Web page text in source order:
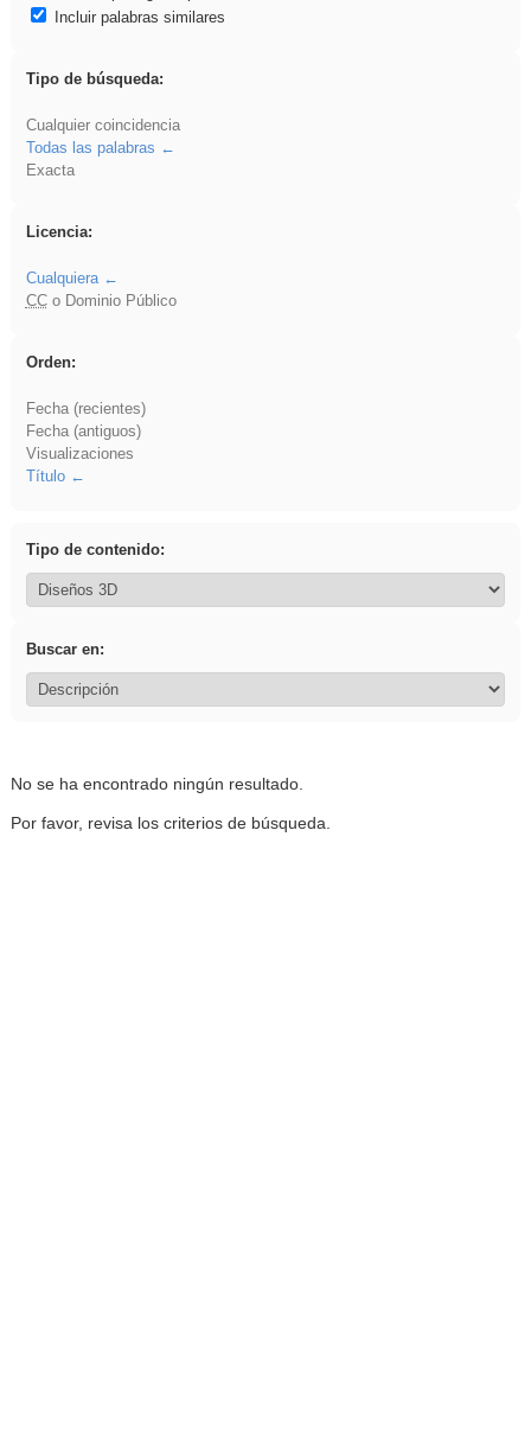
Incluir palabras similares
Tipo de búsqueda:
Cualquier coincidencia
Todas las palabras
Exacta
Licencia:
Cualquiera
CCo Dominio Público
Orden:
Fecha (recientes)
Fecha (antiguos)
Visualizaciones
Título
Tipo de contenido:
Buscar en:
No se ha encontrado ningún resultado.
Por favor, revisa los criterios de búsqueda.